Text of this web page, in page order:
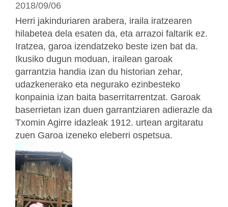
2018/09/06
Herri jakinduriaren arabera, iraila iratzearen
hilabetea dela esaten da, eta arrazoi faltarik ez.
Iratzea, garoa izendatzeko beste izen bat da.
Ikusiko dugun moduan, irailean garoak
garrantzia handia izan du historian zehar,
udazkenerako eta negurako ezinbesteko
konpainia izan baita baserritarrentzat. Garoak
baserrietan izan duen garrantziaren adierazle da
Txomin Agirre idazleak 1912. urtean argitaratu
zuen Garoa izeneko eleberri ospetsua.